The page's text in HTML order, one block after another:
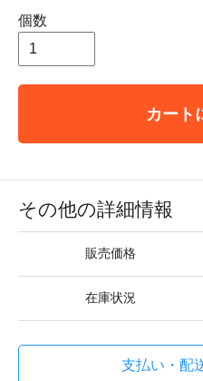
個数
カート
その他の詳細情報
販売価格
在庫状況
支払い・配